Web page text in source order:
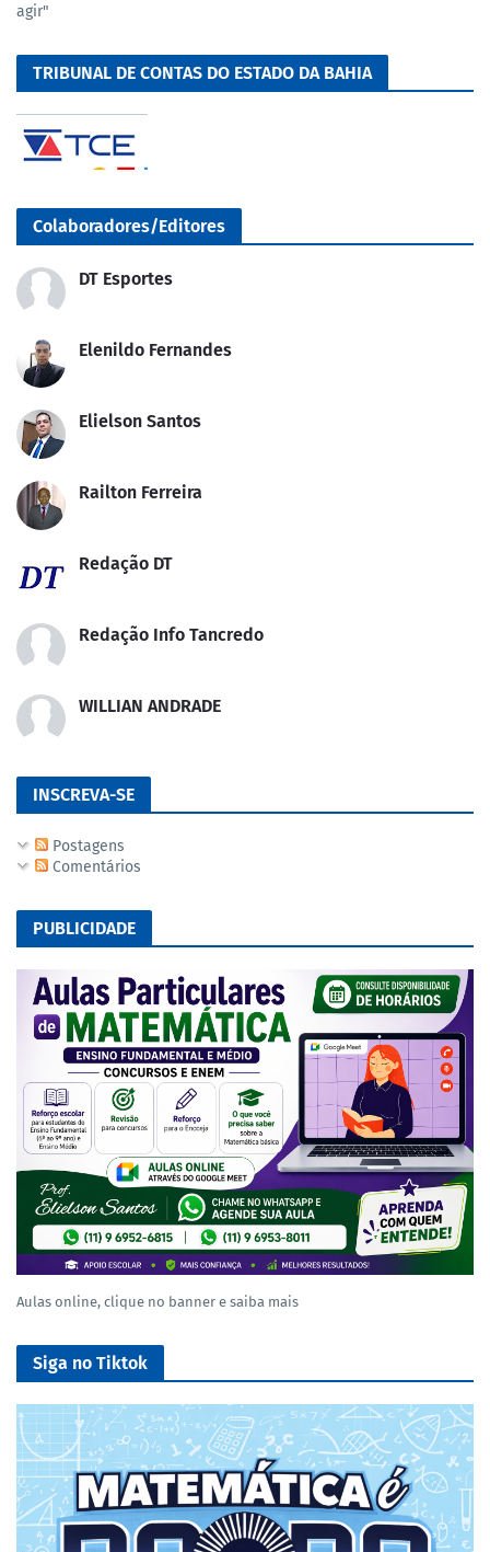
agir"
TRIBUNAL DE CONTAS DO ESTADO DA BAHIA
Colaboradores/Editores
DT Esportes
Elenildo Fernandes
Elielson Santos
Railton Ferreira
Redação DT
Redação Info Tancredo
WILLIAN ANDRADE
INSCREVA-SE
Postagens
Comentários
PUBLICIDADE
Aulas online, clique no banner e saiba mais
Siga no Tiktok